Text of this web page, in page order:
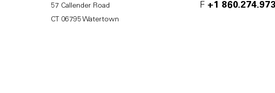
57 Callender Road
CT 06795 Watertown
F +1